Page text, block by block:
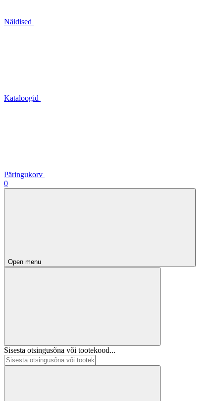
Näidised
Kataloogid
Päringukorv
0
Open menu
Sisesta otsingusõna või tootekood...